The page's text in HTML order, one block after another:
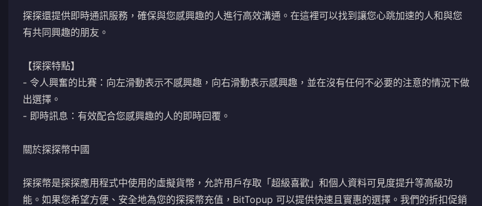
探探還提供即時通訊服務，確保與您感興趣的人進行高效溝通。在這裡可以找到讓您心跳加速的人和與您
有共同興趣的朋友。
【探探特點】
- 令人興奮的比賽：向左滑動表示不感興趣，向右滑動表示感興趣，並在沒有任何不必要的注意的情況下做
出選擇。
- 即時訊息：有效配合您感興趣的人的即時回覆。
關於探探幣中國
探探幣是探探應用程式中使用的虛擬貨幣，允許用戶存取「超級喜歡」和個人資料可見度提升等高級功
能。如果您希望方便、安全地為您的探探幣充值，BitTopup 可以提供快速且實惠的選擇。我們的折扣促銷